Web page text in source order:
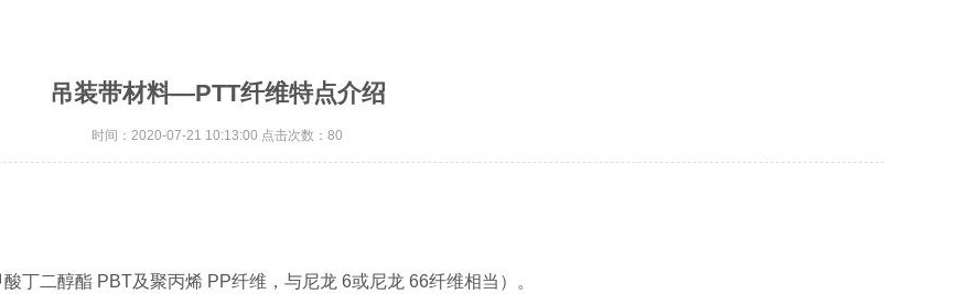
吊装带材料—PTT纤维特点介绍
时间：2020-07-21 10:13:00 点击次数：80
丁二醇酯 PBT及聚丙烯 PP纤维，与尼龙 6或尼龙 66纤维相当）。